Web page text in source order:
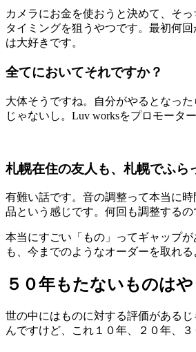
カメラにお金を使おうと決めて、そ
タイミングを狙うやつです。最初何
は大好きです。
全てにおいてそれですか？
大体そうですね。自分がやるとなっ
じゃないし。 Luv worksをプロモータ
札幌在住の友人も、札幌でふら
有難い話です。音の調整って本当に
品という感じです。何回も調整するの
本当にすごい「もの」ってギャップ
も、今までのようなオーダーを取れ
５０年もたないものは
世の中にはものに対する評価がある
んですけど、これ１０年、２０年、３